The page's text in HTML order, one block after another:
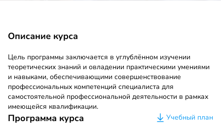
Описание курса
Цель программы заключается в углублённом изучении
теоретических знаний и овладении практическими умениями
и навыками, обеспечивающими совершенствование
профессиональных компетенций специалиста для
самостоятельной профессиональной деятельности в рамках
имеющейся квалификации.
Программа курса Учебный план